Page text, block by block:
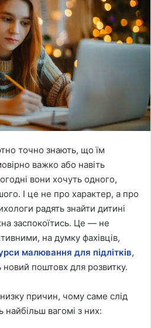
точно знають, що їм
важко або навіть
вони хочуть одного,
І це не про характер, а про
радять знайти дитині
заспокоїтись. Це — не
на думку фахівців,
малювання для підлітків,
новий поштовх для розвитку.
причин, чому саме слід
вагомі з них: